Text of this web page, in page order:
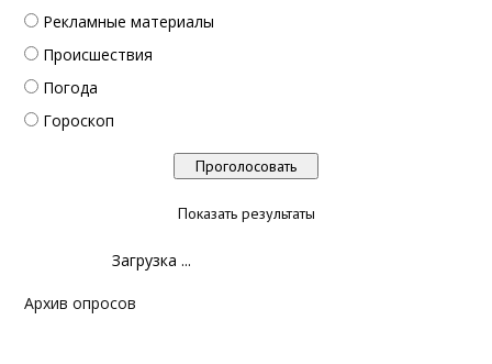
Рекламные материалы
Происшествия
Погода
Гороскоп
Показать результаты
Загрузка ...
Архив опросов